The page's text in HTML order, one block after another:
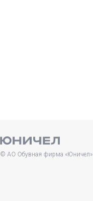
© АО Обувная фирма «Юничел»